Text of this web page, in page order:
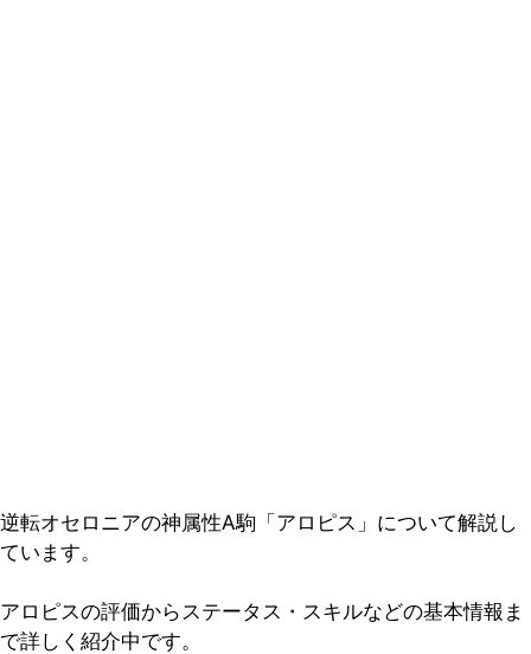
逆転オセロニアの神属性A駒「アロピス」について解説し
ています。
アロピスの評価からステータス・スキルなどの基本情報ま
で詳しく紹介中です。